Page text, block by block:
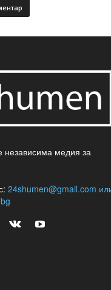
независима медия за
24shumen@gmail.com